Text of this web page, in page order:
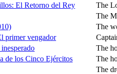
El Retorno del Rey
The
The
The
primer vengador
The
de los Cinco Ejércitos
The
The